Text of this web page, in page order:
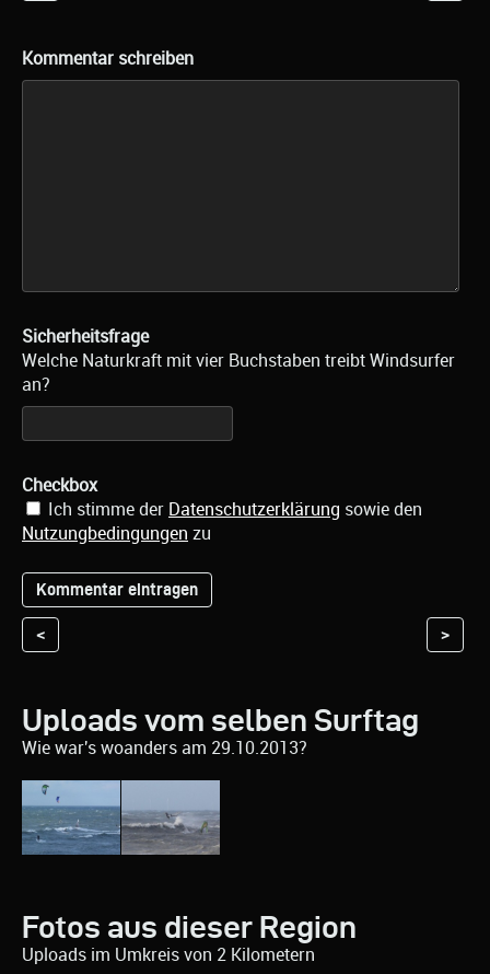
Kommentar schreiben
Sicherheitsfrage
Welche Naturkraft mit vier Buchstaben treibt Windsurfer
an?
Checkbox
Ich stimme der Datenschutzerklärung sowie den
Nutzungbedingungen zu
< >
Uploads vom selben Surftag
Wie war's woanders am 29.10.2013?
Fotos aus dieser Region
Uploads im Umkreis von 2 Kilometern